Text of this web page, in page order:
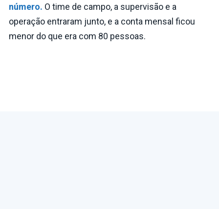
número. O time de campo, a supervisão e a
operação entraram junto, e a conta mensal ficou
menor do que era com 80 pessoas.